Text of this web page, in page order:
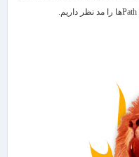
Pathها را مد نظر داریم.